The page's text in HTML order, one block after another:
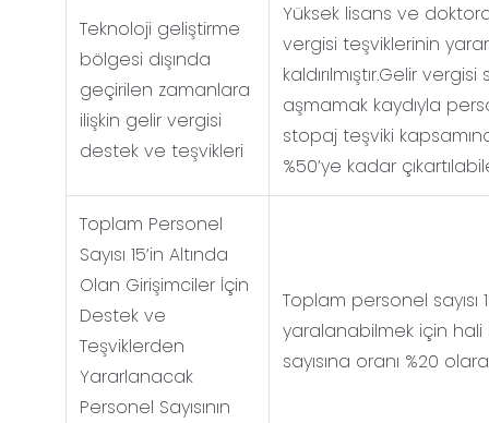
Teknoloji geliştirme
bölgesi dışında
geçirilen zamanlara
ilişkin gelir vergisi
destek ve teşvikleri
Yüksek lisans ve
vergisi teşviklerinin
kaldırılmıştır.Gelir
aşmamak kaydıyla
stopaj teşviki
%50’ye kadar
Toplam Personel
Sayısı 15’in Altında
Olan Girişimciler İçin
Destek ve
Teşviklerden
Yararlanacak
Personel Sayısının
Toplam personel
yaralanabilmek için hali
sayısına oranı %20